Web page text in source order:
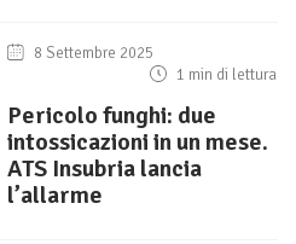
8 Settembre 2025
1 min di lettura
Pericolo funghi: due
intossicazioni in un mese.
ATS Insubria lancia
l’allarme